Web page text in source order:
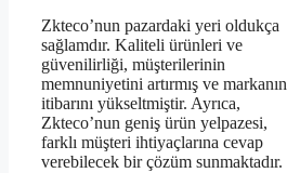
Zkteco’nun pazardaki yeri oldukça
sağlamdır. Kaliteli ürünleri ve
güvenilirliği, müşterilerinin
memnuniyetini artırmış ve markanın
itibarını yükseltmiştir. Ayrıca,
Zkteco’nun geniş ürün yelpazesi,
farklı müşteri ihtiyaçlarına cevap
verebilecek bir çözüm sunmaktadır.